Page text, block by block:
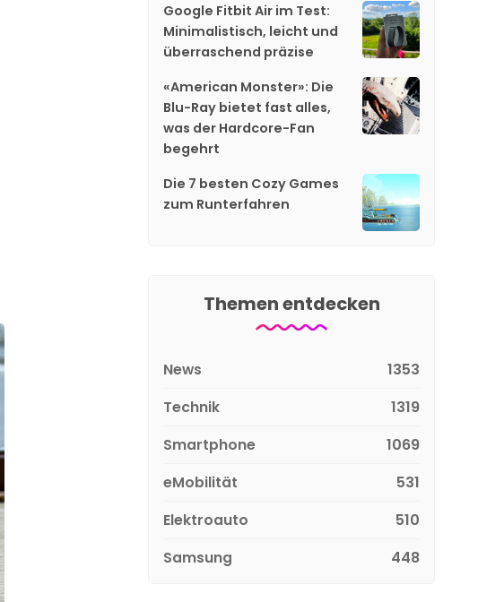
Google Fitbit Air im Test:
Minimalistisch, leicht und
überraschend präzise
«American Monster»: Die
Blu-Ray bietet fast alles,
was der Hardcore-Fan
begehrt
Die 7 besten Cozy Games
zum Runterfahren
Themen entdecken
News
1353
Technik
1319
Smartphone
1069
eMobilität
531
Elektroauto
510
Samsung
448